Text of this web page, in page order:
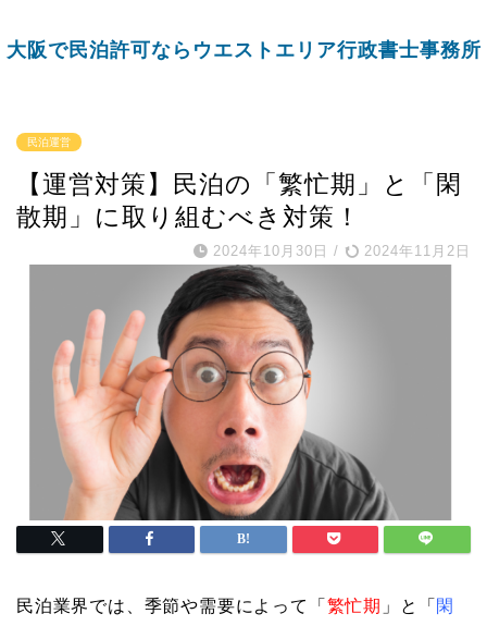
大阪で民泊許可ならウエストエリア行政書士事務所
民泊運営
【運営対策】民泊の「繁忙期」と「閑
散期」に取り組むべき対策！
2024年10月30日 / 2024年11月2日
民泊業界では、季節や需要によって「 繁忙期 」と「 閑